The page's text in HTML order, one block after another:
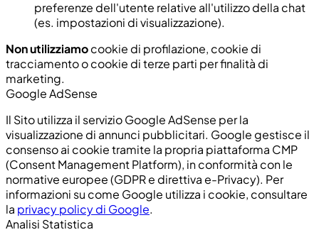
preferenze dell'utente relative all'utilizzo della chat
(es. impostazioni di visualizzazione).
Non utilizziamocookie di profilazione, cookie di
tracciamento o cookie di terze parti per finalità di
marketing.
Google AdSense
Il Sito utilizza il servizio Google AdSense per la
visualizzazione di annunci pubblicitari. Google gestisce il
consenso ai cookie tramite la propria piattaforma CMP
(Consent Management Platform), in conformità con le
normative europee (GDPR e direttiva e-Privacy). Per
informazioni su come Google utilizza i cookie, consultare
la privacy policy di Google.
Analisi Statistica